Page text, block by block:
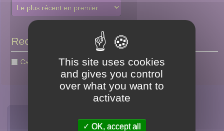
Rechercher uniquement dans :
Catégories Articles Tags
Qui sommes-nous ?
This site uses cookies
and gives you control
over what you want to
activate
OK, accept all